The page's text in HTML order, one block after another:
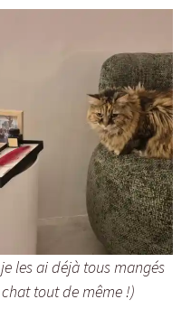
les ai déjà tous mangés
tout de même !)